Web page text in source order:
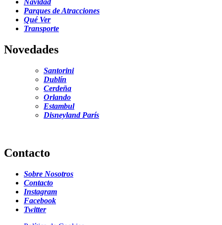
Navidad
Parques de Atracciones
Qué Ver
Transporte
Novedades
Santorini
Dublín
Cerdeña
Orlando
Estambul
Disneyland París
Contacto
Sobre Nosotros
Contacto
Instagram
Facebook
Twitter